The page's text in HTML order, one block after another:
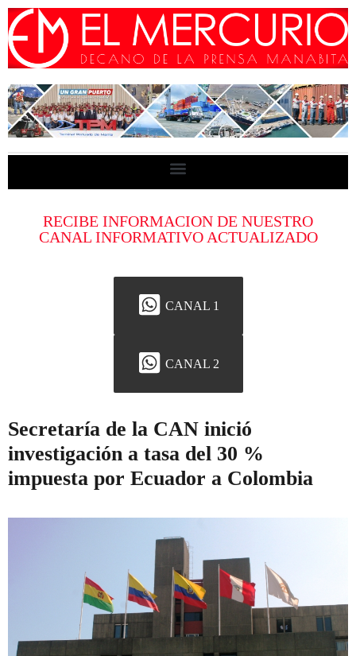
RECIBE INFORMACION DE NUESTRO
CANAL INFORMATIVO ACTUALIZADO
CANAL 1
CANAL 2
Secretaría de la CAN inició
investigación a tasa del 30 %
impuesta por Ecuador a Colombia